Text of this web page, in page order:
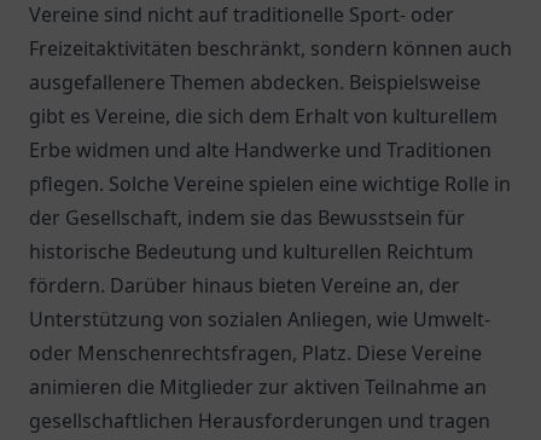
Vereine sind nicht auf traditionelle Sport- oder
Freizeitaktivitäten beschränkt, sondern können auch
ausgefallenere Themen abdecken. Beispielsweise
gibt es Vereine, die sich dem Erhalt von kulturellem
Erbe widmen und alte Handwerke und Traditionen
pflegen. Solche Vereine spielen eine wichtige Rolle in
der Gesellschaft, indem sie das Bewusstsein für
historische Bedeutung und kulturellen Reichtum
fördern. Darüber hinaus bieten Vereine an, der
Unterstützung von sozialen Anliegen, wie Umwelt-
oder Menschenrechtsfragen, Platz. Diese Vereine
animieren die Mitglieder zur aktiven Teilnahme an
gesellschaftlichen Herausforderungen und tragen